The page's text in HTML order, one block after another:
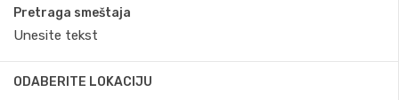
Pretraga smeštaja
ODABERITE LOKACIJU